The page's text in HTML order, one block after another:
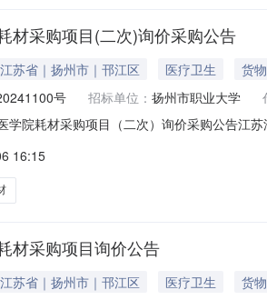
材采购项目(二次)询价采购公告
江苏省｜扬州市｜邗江区 医疗卫生
货物
号 招标单位： 扬州市职业大学
学院耗材采购项目（二次）询价采购公告江
文件，并于2025年1月10日9点30分（北京时
16:15
材采购项目询价公告
江苏省｜扬州市｜邗江区 医疗卫生
货物